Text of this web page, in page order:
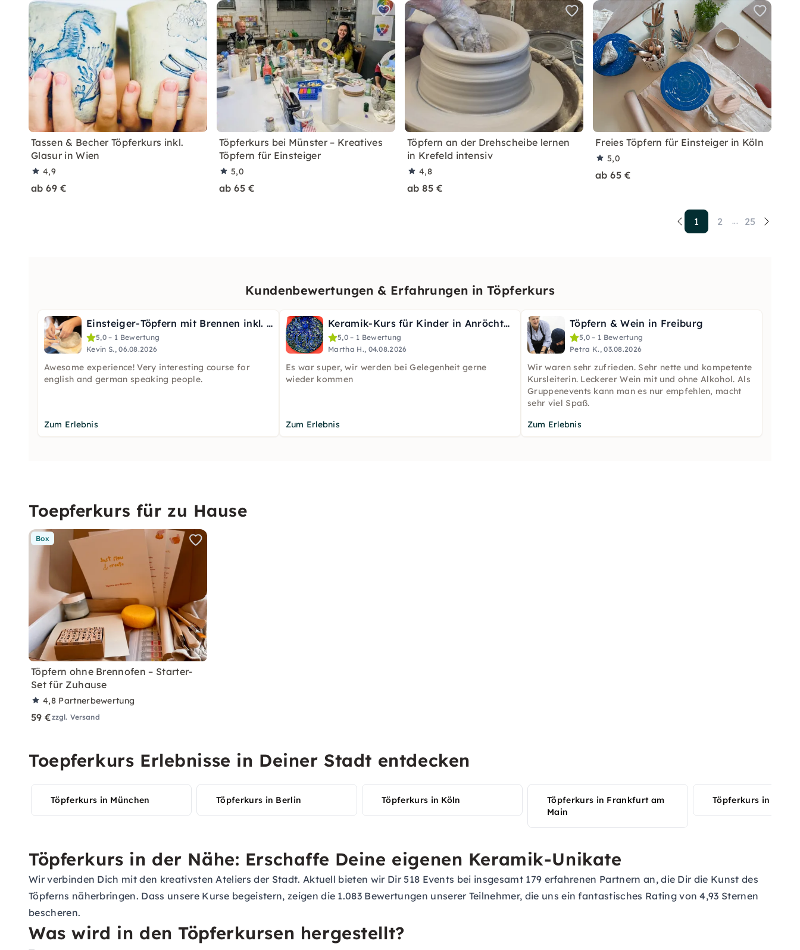
Tassen & Becher Töpferkurs inkl.
Glasur in Wien
4,9
ab 69 €
Töpferkurs bei Münster – Kreatives
Töpfern für Einsteiger
5,0
ab 65 €
Töpfern an der Drehscheibe lernen
in Krefeld intensiv
4,8
ab 85 €
Freies Töpfern für Einsteiger in Köln
5,0
ab 65 €
1 2 ... 25
Kundenbewertungen & Erfahrungen in Töpferkurs
Einsteiger-Töpfern mit Brennen inkl. in Augsburg
5,0 – 1 Bewertung
Kevin S., 06.08.2026
Awesome experience! Very interesting course for
english and german speaking people.
Zum Erlebnis
Keramik-Kurs für Kinder in Anröchte: Geschenke aus Ton
5,0 – 1 Bewertung
Martha H., 04.08.2026
Es war super, wir werden bei Gelegenheit gerne
wieder kommen
Zum Erlebnis
Töpfern & Wein in Freiburg
5,0 – 1 Bewertung
Petra K., 03.08.2026
Wir waren sehr zufrieden. Sehr nette und kompetente
Kursleiterin. Leckerer Wein mit und ohne Alkohol. Als
Gruppenevents kann man es nur empfehlen, macht
sehr viel Spaß.
Zum Erlebnis
Toepferkurs für zu Hause
Box
Töpfern ohne Brennofen – Starter-
Set für Zuhause
4,8 Partnerbewertung
59 €zzgl. Versand
Toepferkurs Erlebnisse in Deiner Stadt entdecken
Töpferkurs in München Töpferkurs in Berlin Töpferkurs in Köln
Töpferkurs in Frankfurt am
Main
Töpferkurs in
Töpferkurs in der Nähe: Erschaffe Deine eigenen Keramik-Unikate
Wir verbinden Dich mit den kreativsten Ateliers der Stadt. Aktuell bieten wir Dir 518 Events bei insgesamt 179 erfahrenen Partnern an, die Dir die Kunst des
Töpferns näherbringen. Dass unsere Kurse begeistern, zeigen die 1.083 Bewertungen unserer Teilnehmer, die uns ein fantastisches Rating von 4,93 Sternen
bescheren.
Was wird in den Töpferkursen hergestellt?